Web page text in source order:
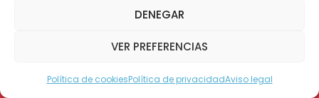
DENEGAR
VER PREFERENCIAS
Política de cookiesPolítica de privacidadAviso legal
viviendas a nivel nacional
LEER MÁS Modo Accesible